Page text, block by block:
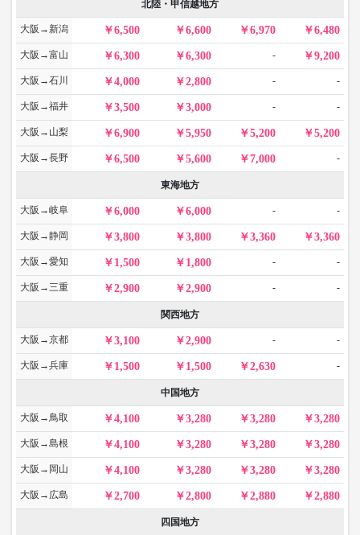
北陸・甲信越地方
大阪→新潟 6,500 6,600 6,970 6,480
大阪→富山 6,300 6,300 - 9,200
大阪→石川 4,000 2,800 - -
大阪→福井 3,500 3,000 - -
大阪→山梨 6,900 5,950 5,200 5,200
大阪→長野 6,500 5,600 7,000 -
東海地方
大阪→岐阜 6,000 6,000 - -
大阪→静岡 3,800 3,800 3,360 3,360
大阪→愛知 1,500 1,800 - -
大阪→三重 2,900 2,900 - -
関西地方
大阪→京都 3,100 2,900 - -
大阪→兵庫 1,500 1,500 2,630 -
中国地方
大阪→鳥取 4,100 3,280 3,280 3,280
大阪→島根 4,100 3,280 3,280 3,280
大阪→岡山 4,100 3,280 3,280 3,280
大阪→広島 2,700 2,800 2,880 2,880
四国地方